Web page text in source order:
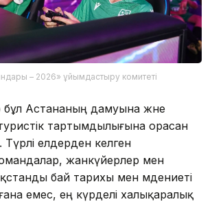
– 2026» ұйымдастыру комитеті
Астананың дамуына және
тартымдылығына орасан
елдерден келген
жанкүйерлер мен
бай тарихы мен мәдениеті
емес, ең күрделі халықаралық